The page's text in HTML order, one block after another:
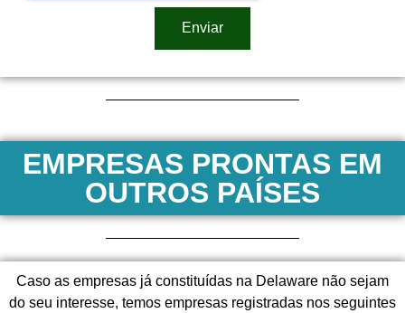
Enviar
EMPRESAS PRONTAS EM
OUTROS PAÍSES
Caso as empresas já constituídas na Delaware não sejam
do seu interesse, temos empresas registradas nos seguintes